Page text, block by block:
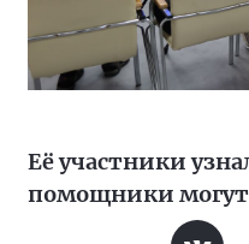
Её участники
помощники